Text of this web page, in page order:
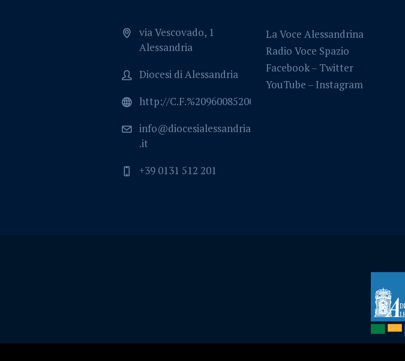
via Vescovado, 1
Alessandria
Diocesi di Alessandria
http://C.F.%2096008520064
info@diocesialessandria
.it
+39 0131 512 201
La Voce Alessandrina
Radio Voce Spazio
Facebook– Twitter
YouTube – Instagram